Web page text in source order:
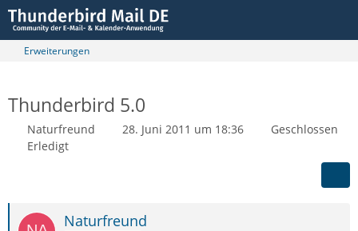
Erweiterungen
Thunderbird 5.0
Naturfreund 28. Juni 2011 um 18:36
Geschlossen
Erledigt
Naturfreund